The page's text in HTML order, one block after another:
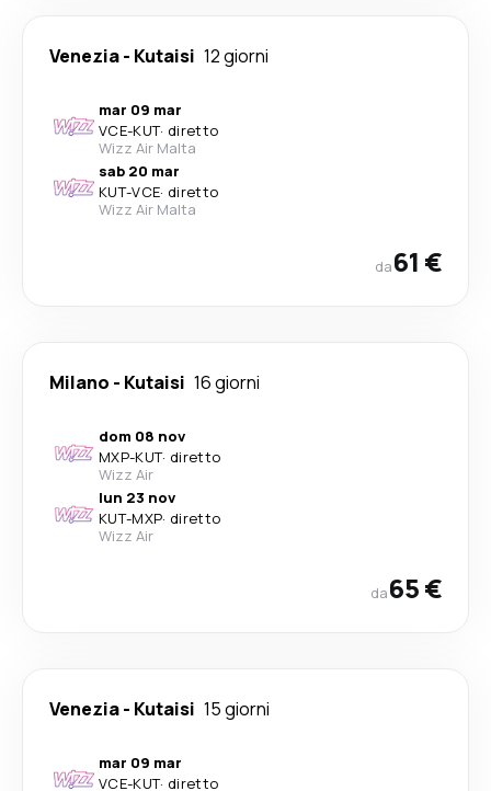
Venezia- Kutaisi 12 giorni
mar 09 mar
VCE-KUT· diretto
Wizz Air Malta
sab 20 mar
KUT-VCE· diretto
Wizz Air Malta
da61 €
Milano - Kutaisi 16 giorni
dom 08 nov
MXP-KUT· diretto
Wizz Air
lun 23 nov
KUT-MXP· diretto
Wizz Air
da65 €
Venezia- Kutaisi 15 giorni
mar 09 mar
VCE-KUT· diretto